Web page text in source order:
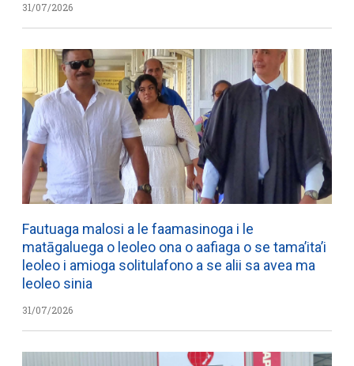
31/07/2026
Fautuaga malosi a le faamasinoga i le
matāgaluega o leoleo ona o aafiaga o se tama’ita’i
leoleo i amioga solitulafono a se alii sa avea ma
leoleo sinia
31/07/2026